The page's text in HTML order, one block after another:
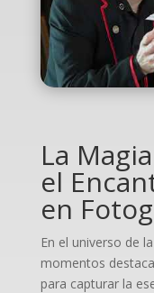
La
el
en
En el universo de
momentos
para capturar la